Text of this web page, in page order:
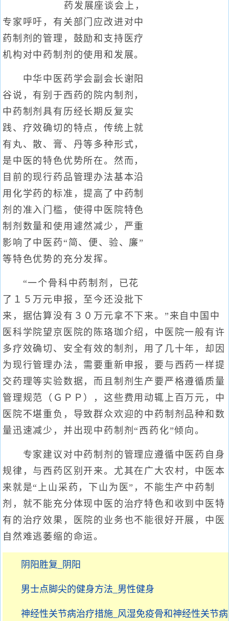
药发展座谈会上，
专家呼吁，有关部门应改进对中
药制剂的管理，鼓励和支持医疗
机构对中药制剂的使用和发展。
中华中医药学会副会长谢阳
谷说，有别于西药的院内制剂，
中药制剂具有历经长期反复实
践、疗效确切的特点，传统上就
有丸、散、膏、丹等多种形式，
是中医的特色优势所在。然而，
目前的现行药品管理办法基本沿
用化学药的标准，提高了中药制
剂的准入门槛，使得中医院特色
制剂数量和使用遽然减少，严重
影响了中医药“简、便、验、廉”
等特色优势的充分发挥。
“一个骨科中药制剂，已花
了１５万元申报，至今还没批下
来，据估算没有３０万元拿不下来。”来自中国中
医科学院望京医院的陈珞珈介绍，中医院一般有许
多疗效确切、安全有效的制剂，用了几十年，却因
为现行管理办法，需要重新申报，要与西药一样提
交药理等实验数据，而且制剂生产要严格遵循质量
管理规范（ＧＰＰ），这些费用动辄上百万元，中
医院不堪重负，导致群众欢迎的中药制剂品种和数
量迅速减少，并出现中药制剂“西药化”倾向。
专家建议对中药制剂的管理应遵循中医药自身
规律，与西药区别开来。尤其在广大农村，中医本
来就是“上山采药，下山为医”，不能生产中药制
剂，就不能充分体现中医的治疗特色和收到中医特
有的治疗效果，医院的业务也不能很好开展，中医
自然难逃萎缩的命运。
阴阳胜复_阴阳
男士点脚尖的健身方法_男性健身
神经性关节病治疗措施_风湿免疫骨和神经性关节病